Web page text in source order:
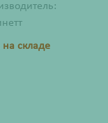
на складе